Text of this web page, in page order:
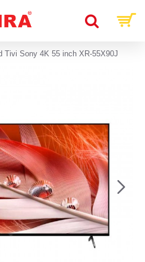
Tivi Sony 4K 55 inch XR-55X90J